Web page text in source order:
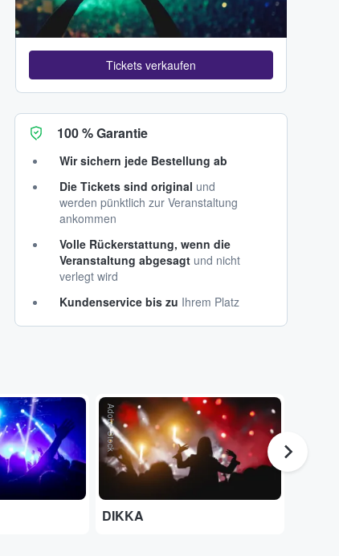
Tickets verkaufen
100 % Garantie
Wir sichern jede Bestellung ab
Die Tickets sind original und
werden pünktlich zur Veranstaltung
ankommen
Volle Rückerstattung, wenn die
Veranstaltung abgesagt und nicht
verlegt wird
Kundenservice bis zu Ihrem Platz
Adobe Stock
DIKKA